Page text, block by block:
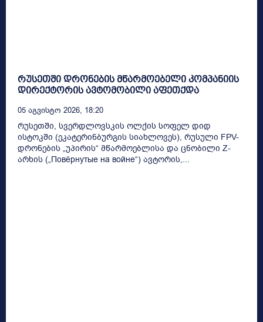
რუსეთში დრონების მწარმოებელი კომპანიის
დირექტორის ავტომობილი აფეთქდა
05 Აგვისტო 2026, 18:20
რუსეთში, სვერდლოვსკის ოლქის სოფელ დიდ
ისტოკში (ეკატერინბურგის სიახლოვეს), რუსული FPV-
დრონების „უპირის“ მწარმოებლისა და ცნობილი Z-
არხის („Повёрнутые на войне“) ავტორის,...